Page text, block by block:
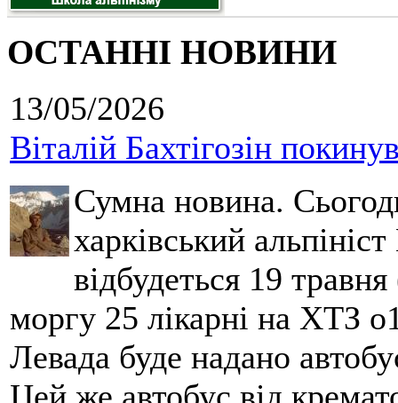
ОСТАННІ НОВИНИ
13/05/2026
Віталій Бахтігозін
Сумна новина.
харківський
відбудеться 19
моргу 25 лікарні на ХТЗ
Левада буде надано